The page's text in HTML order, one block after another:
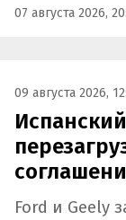
07 августа 2026,
09 августа 2026,
Ford и Geely